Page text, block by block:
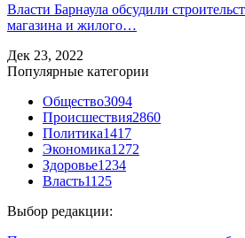
Власти Барнаула обсудили
магазина и жилого…
Дек 23, 2022
Популярные категории
Общество3094
Происшествия2860
Политика1417
Экономика1272
Здоровье1234
Власть1125
Выбор редакции: